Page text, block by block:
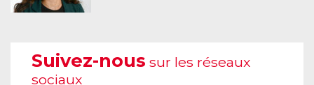
Suivez-nous sur les réseaux
sociaux